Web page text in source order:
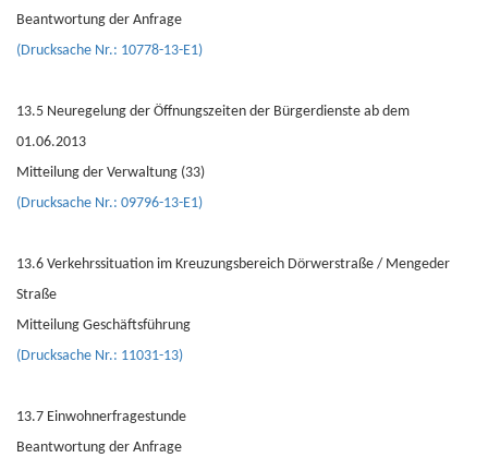
Beantwortung der Anfrage
(Drucksache Nr.: 10778-13-E1)
13.5 Neuregelung der Öffnungszeiten der Bürgerdienste ab dem
01.06.2013
Mitteilung der Verwaltung (33)
(Drucksache Nr.: 09796-13-E1)
13.6 Verkehrssituation im Kreuzungsbereich Dörwerstraße / Mengeder
Straße
Mitteilung Geschäftsführung
(Drucksache Nr.: 11031-13)
13.7 Einwohnerfragestunde
Beantwortung der Anfrage